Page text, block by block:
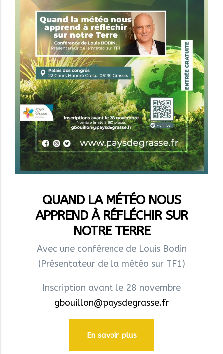
QUAND LA MÉTÉO NOUS
APPREND À RÉFLÉCHIR SUR
NOTRE TERRE
Avec une conférence de Louis Bodin
(Présentateur de la météo sur TF1)
Inscription avant le 28 novembre
gbouillon@paysdegrasse.fr
En savoir plus